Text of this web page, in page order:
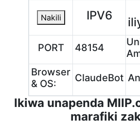
Nakili IPV6
PORT 48154
Browser
& OS:
ClaudeBot
Ikiwa unapenda
marafiki